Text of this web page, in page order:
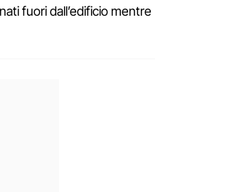
fuori dall’edificio mentre